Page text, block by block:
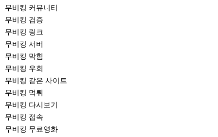
무비킹 커뮤니티
무비킹 검증
무비킹 링크
무비킹 서버
무비킹 막힘
무비킹 우회
무비킹 같은 사이트
무비킹 먹튀
무비킹 다시보기
무비킹 접속
무비킹 무료영화